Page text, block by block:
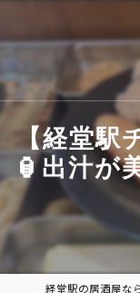
【経堂
🏮出汁が